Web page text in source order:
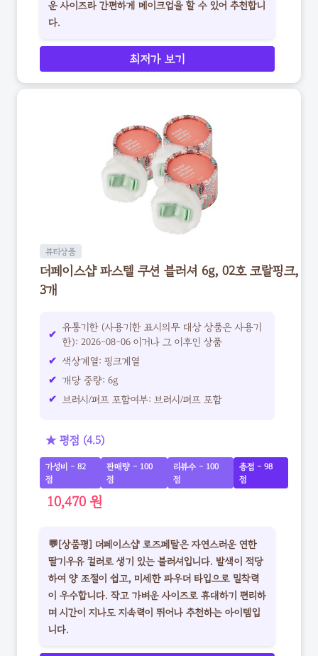
운 사이즈라 간편하게 메이크업을 할 수 있어 추천합니
다.
최저가 보기
뷰티상품
더페이스샵 파스텔 쿠션 블러셔 6g, 02호 코랄핑크,
3개
유통기한 (사용기한 표시의무 대상 상품은 사용기
한): 2026-08-06 이거나 그 이후인 상품
색상계열: 핑크계열
개당 중량: 6g
브러시/퍼프 포함여부: 브러시/퍼프 포함
★ 평점 (4.5)
가성비 - 82
점
판매량 - 100
점
리뷰수 - 100
점
총점 - 98
점
10,470 원
💬[상품평] 더페이스샵 로즈페탈은 자연스러운 연한
딸기우유 컬러로 생기 있는 블러셔입니다. 발색이 적당
하여 양 조절이 쉽고, 미세한 파우더 타입으로 밀착력
이 우수합니다. 작고 가벼운 사이즈로 휴대하기 편리하
며 시간이 지나도 지속력이 뛰어나 추천하는 아이템입
니다.